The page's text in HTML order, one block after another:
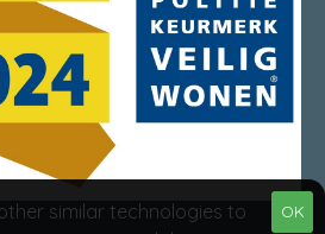
OK
similar technologies to